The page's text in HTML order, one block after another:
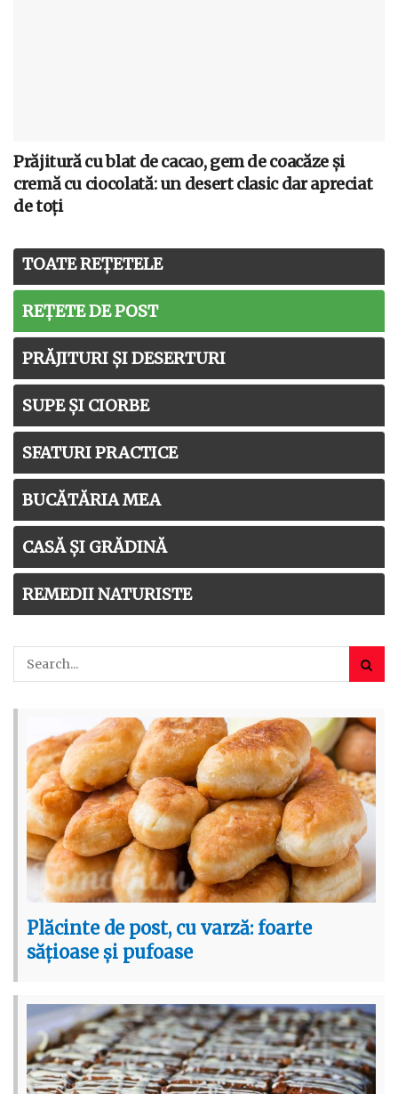
Prăjitură cu blat de cacao, gem de coacăze și
cremă cu ciocolată: un desert clasic dar apreciat
de toți
TOATE REȚETELE
REȚETE DE POST
PRĂJITURI ȘI DESERTURI
SUPE ȘI CIORBE
SFATURI PRACTICE
BUCĂTĂRIA MEA
CASĂ ȘI GRĂDINĂ
REMEDII NATURISTE
Plăcinte de post, cu varză: foarte
sățioase și pufoase